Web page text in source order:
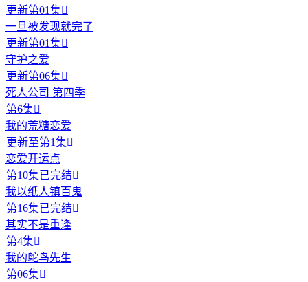
更新第01集
一旦被发现就完了
更新第01集
守护之爱
更新第06集
死人公司 第四季
第6集
我的荒糖恋爱
更新至第1集
恋爱开运点
第10集已完结
我以纸人镇百鬼
第16集已完结
其实不是重逢
第4集
我的鸵鸟先生
第06集